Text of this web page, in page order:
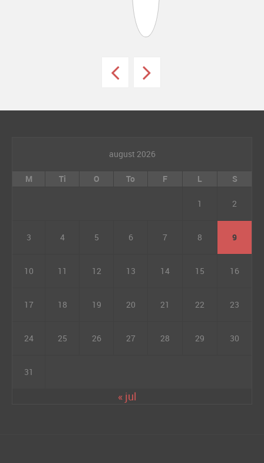
august 2026
M Ti O To F L S
1 2
3 4 5 6 7 8 9
10 11 12 13 14 15 16
17 18 19 20 21 22 23
24 25 26 27 28 29 30
31
« jul